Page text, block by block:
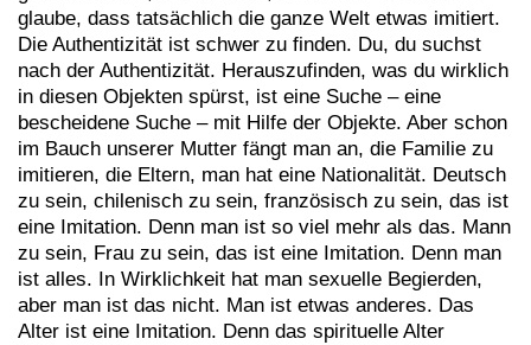
glaube, dass tatsächlich die ganze Welt etwas imitiert.
Die Authentizität ist schwer zu finden. Du, du suchst
nach der Authentizität. Herauszufinden, was du wirklich
in diesen Objekten spürst, ist eine Suche – eine
bescheidene Suche – mit Hilfe der Objekte. Aber schon
im Bauch unserer Mutter fängt man an, die Familie zu
imitieren, die Eltern, man hat eine Nationalität. Deutsch
zu sein, chilenisch zu sein, französisch zu sein, das ist
eine Imitation. Denn man ist so viel mehr als das. Mann
zu sein, Frau zu sein, das ist eine Imitation. Denn man
ist alles. In Wirklichkeit hat man sexuelle Begierden,
aber man ist das nicht. Man ist etwas anderes. Das
Alter ist eine Imitation. Denn das spirituelle Alter